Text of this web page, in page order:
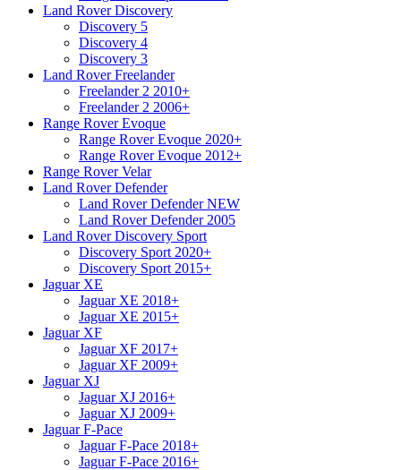
Land Rover Discovery
Discovery 5
Discovery 4
Discovery 3
Land Rover Freelander
Freelander 2 2010+
Freelander 2 2006+
Range Rover Evoque
Range Rover Evoque 2020+
Range Rover Evoque 2012+
Range Rover Velar
Land Rover Defender
Land Rover Defender NEW
Land Rover Defender 2005
Land Rover Discovery Sport
Discovery Sport 2020+
Discovery Sport 2015+
Jaguar XE
Jaguar XE 2018+
Jaguar XE 2015+
Jaguar XF
Jaguar XF 2017+
Jaguar XF 2009+
Jaguar XJ
Jaguar XJ 2016+
Jaguar XJ 2009+
Jaguar F-Pace
Jaguar F-Pace 2018+
Jaguar F-Pace 2016+